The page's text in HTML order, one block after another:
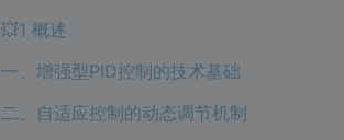
💥1 概述
一、增强型PID控制的技术基础
二、自适应控制的动态调节机制